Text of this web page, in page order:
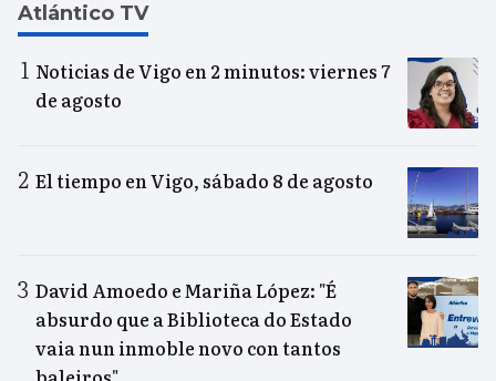
Atlántico TV
Noticias de Vigo en 2 minutos: viernes 7
de agosto
El tiempo en Vigo, sábado 8 de agosto
David Amoedo e Mariña López: "É
absurdo que a Biblioteca do Estado
vaia nun inmoble novo con tantos